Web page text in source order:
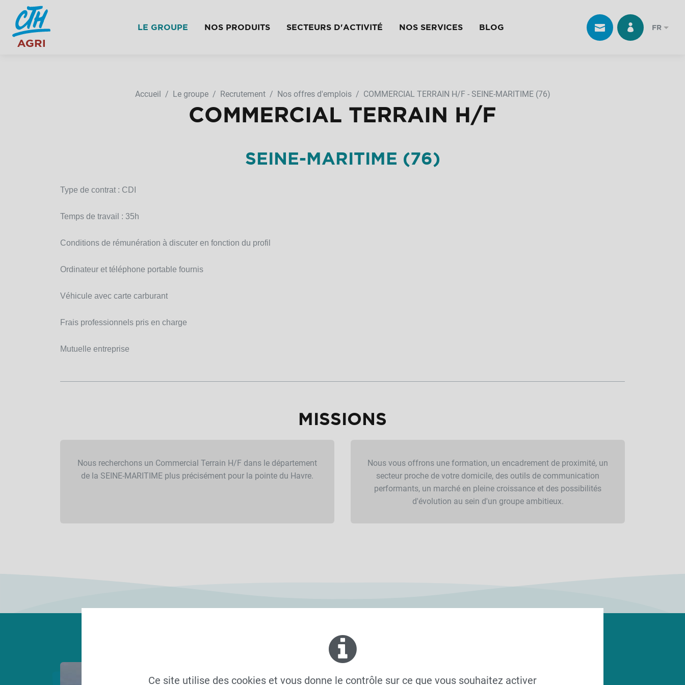
LE GROUPE NOS PRODUITS SECTEURS D'ACTIVITÉ NOS SERVICES BLOG FR
Accueil Le groupe Recrutement Nos offres d'emplois COMMERCIAL TERRAIN H/F - SEINE-MARITIME (76)
COMMERCIAL TERRAIN H/F
SEINE-MARITIME (76)
Type de contrat : CDI
Temps de travail : 35h
Conditions de rémunération à discuter en fonction du profil
Ordinateur et téléphone portable fournis
Véhicule avec carte carburant
Frais professionnels pris en charge
Mutuelle entreprise
MISSIONS
Nous recherchons un Commercial Terrain H/F dans le département
de la SEINE-MARITIME plus précisément pour la pointe du Havre.
Nous vous offrons une formation, un encadrement de proximité, un
secteur proche de votre domicile, des outils de communication
performants, un marché en pleine croissance et des possibilités
d'évolution au sein d'un groupe ambitieux.
PROFIL RECHERCHÉ
Ce site utilise des cookies et vous donne le contrôle sur ce que vous souhaitez activer